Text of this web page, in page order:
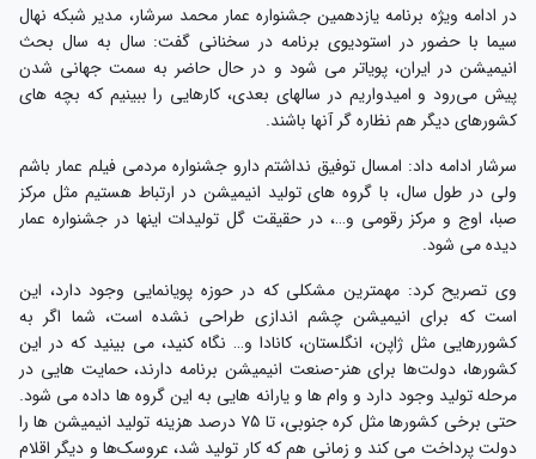
در ادامه ویژه برنامه یازدهمین جشنواره عمار محمد سرشار، مدیر شبکه نهال
سیما با حضور در استودیوی برنامه در سخنانی گفت: سال به سال بحث
انیمیشن در ایران، پویاتر می شود و در حال حاضر به سمت جهانی شدن
پیش می‌رود و امیدواریم در سالهای بعدی، کارهایی را ببینیم که بچه های
کشورهای دیگر هم نظاره گر آنها باشند.
سرشار ادامه داد: امسال توفیق نداشتم دارو جشنواره مردمی فیلم عمار باشم
ولی در طول سال، با گروه های تولید انیمیشن در ارتباط هستیم مثل مرکز
صبا، اوج و مرکز رقومی و…، در حقیقت گل تولیدات اینها در جشنواره عمار
دیده می شود.
وی تصریح کرد: مهمترین مشکلی که در حوزه پویانمایی وجود دارد، این
است که برای انیمیشن چشم اندازی طراحی نشده است، شما اگر به
کشوررهایی مثل ژاپن، انگلستان، کانادا و… نگاه کنید، می بینید که در این
کشورها، دولت‌ها برای هنر-صنعت انیمیشن برنامه دارند، حمایت هایی در
مرحله تولید وجود دارد و وام ها و یارانه هایی به این گروه ها داده می شود.
حتی برخی کشورها مثل کره جنوبی، تا ۷۵ درصد هزینه تولید انیمیشن ها را
دولت پرداخت می کند و زمانی هم که کار تولید شد، عروسک‌ها و دیگر اقلام